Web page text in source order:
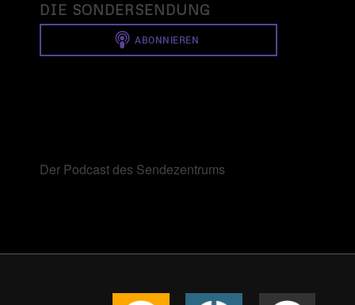
DIE SONDERSENDUNG
Der Podcast des Sendezentrums